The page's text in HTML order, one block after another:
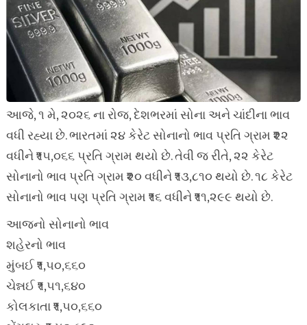
આજે, ૧ મે, ૨૦૨૬ ના રોજ, દેશભરમાં સોના અને ચાંદીના ભાવ
વધી રહ્યા છે. ભારતમાં ૨૪ કેરેટ સોનાનો ભાવ પ્રતિ ગ્રામ ₹૨૨
વધીને ₹૧૫,૦૬૬ પ્રતિ ગ્રામ થયો છે. તેવી જ રીતે, ૨૨ કેરેટ
સોનાનો ભાવ પ્રતિ ગ્રામ ₹૨૦ વધીને ₹૧૩,૮૧૦ થયો છે. ૧૮ કેરેટ
સોનાનો ભાવ પણ પ્રતિ ગ્રામ ₹૧૬ વધીને ₹૧૧,૨૯૯ થયો છે.
આજનો સોનાનો ભાવ
શહેરનો ભાવ
મુંબઈ ₹૧,૫૦,૬૬૦
ચેન્નઈ ₹૧,૫૧,૬૪૦
કોલકાતા ₹૧,૫૦,૬૬૦